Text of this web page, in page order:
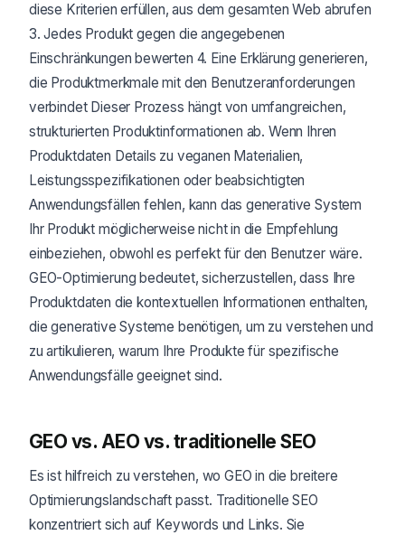
diese Kriterien erfüllen, aus dem gesamten Web abrufen
3. Jedes Produkt gegen die angegebenen
Einschränkungen bewerten 4. Eine Erklärung generieren,
die Produktmerkmale mit den Benutzeranforderungen
verbindet Dieser Prozess hängt von umfangreichen,
strukturierten Produktinformationen ab. Wenn Ihren
Produktdaten Details zu veganen Materialien,
Leistungsspezifikationen oder beabsichtigten
Anwendungsfällen fehlen, kann das generative System
Ihr Produkt möglicherweise nicht in die Empfehlung
einbeziehen, obwohl es perfekt für den Benutzer wäre.
GEO-Optimierung bedeutet, sicherzustellen, dass Ihre
Produktdaten die kontextuellen Informationen enthalten,
die generative Systeme benötigen, um zu verstehen und
zu artikulieren, warum Ihre Produkte für spezifische
Anwendungsfälle geeignet sind.
GEO vs. AEO vs. traditionelle SEO
Es ist hilfreich zu verstehen, wo GEO in die breitere
Optimierungslandschaft passt. Traditionelle SEO
konzentriert sich auf Keywords und Links. Sie